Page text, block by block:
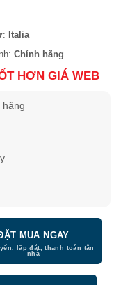
₫.
Italia
Chính hãng
HƠN GIÁ WEB
hãng
MUA NGAY